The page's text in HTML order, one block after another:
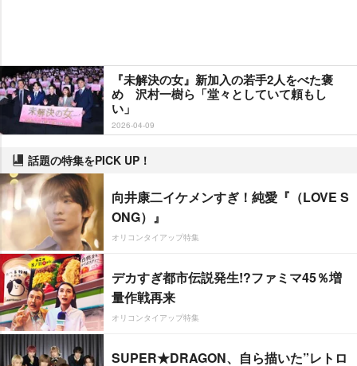
『未解決の女』新加入の若手2人をべた褒
め 沢村一樹ら「堂々としていて頼もし
い」
2026-04-09
話題の特集をPICK UP！
向井康二イケメンすぎ！純愛『（LOVE S
ONG）』
オリコンタイアップ特集
デカすぎ都市伝説発生!?ファミマ45％増
量作戦再来
オリコンタイアップ特集
SUPER★DRAGON、自ら描いた”レトロ